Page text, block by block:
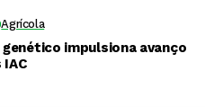
Agrícola
impulsiona avanço